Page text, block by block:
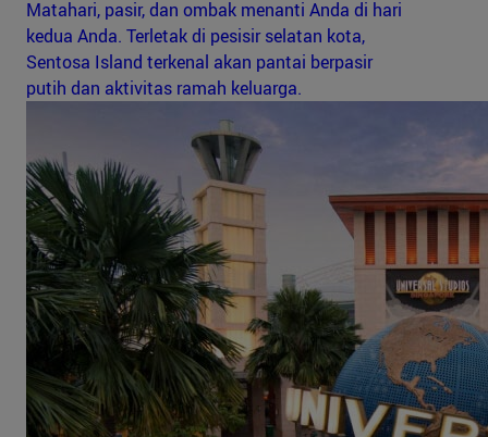
Matahari, pasir, dan ombak menanti Anda di hari
kedua Anda. Terletak di pesisir selatan kota,
Sentosa Island terkenal akan pantai berpasir
putih dan aktivitas ramah keluarga.